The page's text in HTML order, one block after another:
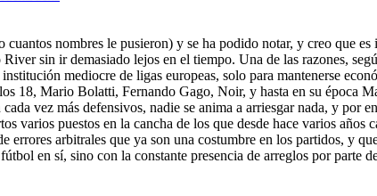
nombres le pusieron) y se ha podido notar, y creo que
sin ir demasiado lejos en el tiempo. Una de las razones,
mediocre de ligas europeas, solo para mantenerse
18, Mario Bolatti, Fernando Gago, Noir, y hasta en su época
vez más defensivos, nadie se anima a arriesgar nada, y por
varios puestos en la cancha de los que desde hace varios años
arbitrales que ya son una costumbre en los partidos, y
en sí, sino con la constante presencia de arreglos por parte